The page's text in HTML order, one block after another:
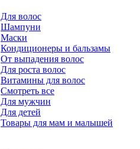
Для волос
Шампуни
Маски
Кондиционеры и бальзамы
От выпадения волос
Для роста волос
Витамины для волос
Смотреть все
Для мужчин
Для детей
Товары для мам и малышей